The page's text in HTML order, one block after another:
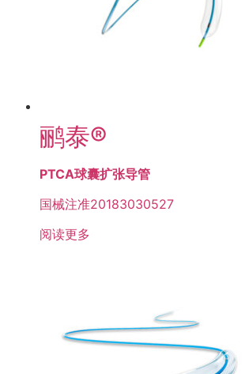
鹂泰®
PTCA球囊扩张导管
国械注准20183030527
阅读更多